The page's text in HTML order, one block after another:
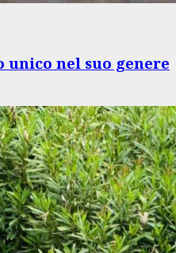
unico nel suo genere